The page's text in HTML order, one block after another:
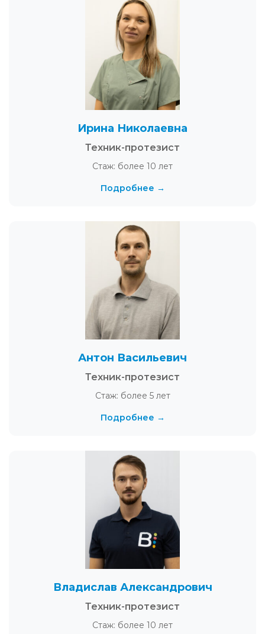
Ирина Николаевна
Техник-протезист
Стаж: более 10 лет
Подробнее →
Антон Васильевич
Техник-протезист
Стаж: более 5 лет
Подробнее →
Владислав Александрович
Техник-протезист
Стаж: более 10 лет